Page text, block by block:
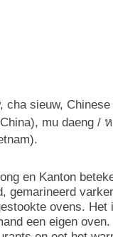
sieuw,
mu daeng /
en Kanton
gemarineerd
ovens.
een eigen